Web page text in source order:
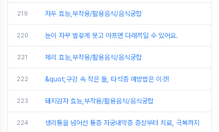
219 자두 효능,부작용/활용음식/음식궁합
220 눈이 자꾸 벌겋게 붓고 아프면 다래끼일 수 있어요.
221 체리 효능,부작용/활용음식/음식궁합
222 &quot;구강 속 작은 돌, 타석증 예방법은 이것!
223 돼지감자 효능,부작용/활용음식/음식궁합
224 생리통을 넘어선 통증 자궁내막증 증상부터 치료, 극복까지